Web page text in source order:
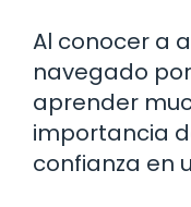
Al conocer a
navegado
aprender
importancia
confianza en